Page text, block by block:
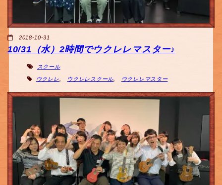
2018-10-31
10/31（水）2時間でウクレレマスター♪
スクール
ウクレレ ウクレレスクール, ウクレレマスター